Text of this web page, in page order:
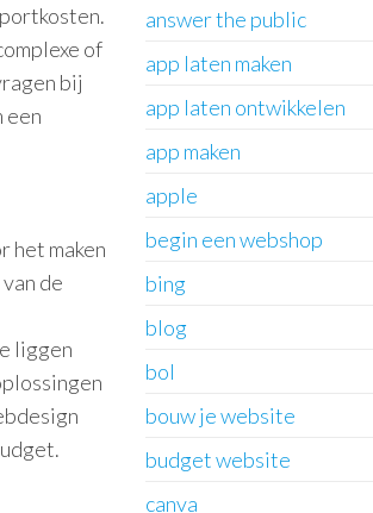
of
bij
een
het maken
de
liggen
answer the public
app laten maken
app laten ontwikkelen
app maken
apple
begin een webshop
bing
blog
bol
bouw je website
budget website
canva